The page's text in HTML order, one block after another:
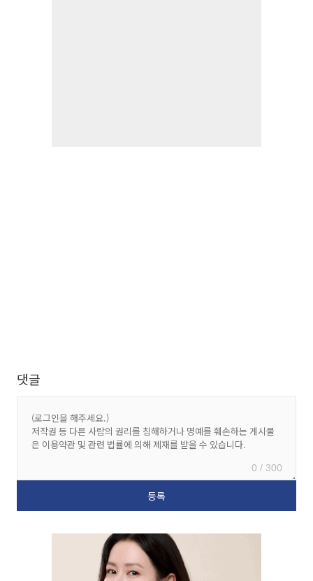
댓글
0 / 300